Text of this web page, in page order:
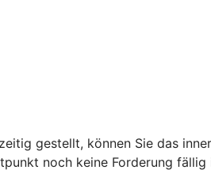
gestellt, können Sie das
noch keine Forderung fällig